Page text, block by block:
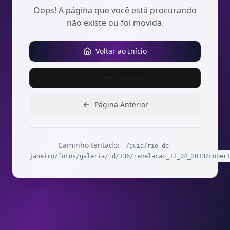
Oops! A página que você está procurando
não existe ou foi movida.
Voltar ao Início
Página Anterior
Caminho tentado:
/guia/rio-de-
janeiro/fotos/galeria/id/736/revelacao_12_04_2013/